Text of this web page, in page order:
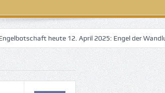
heute 12. April 2025: Engel der Wandlung